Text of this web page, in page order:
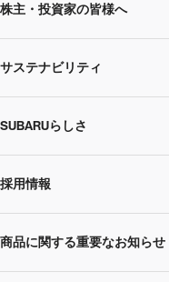
SUBARUのありたい姿
SUBARU 2025方針
事業所・関係会社
ニュースルームトップ
ニュースリリース
株主・投資家の皆様へ
株主・投資家の皆様へトップ
企業・経営
IRライブラリー
株主・投資家サポート
サステナビリティ
サステナビリティトップ
CEOサステナビリティ
環境
SUBARUらしさ
SUBARUらしさトップ
SUBARUびと
採用情報
採用情報トップ
商品に関する重要なお知らせ